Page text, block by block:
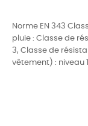
Norme EN 343
pluie : Classe de
3, Classe de
vêtement) : niveau 1